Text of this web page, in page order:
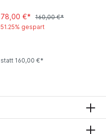
78,00 €*
160,00 €*
51.25% gespart
statt 160,00 €*